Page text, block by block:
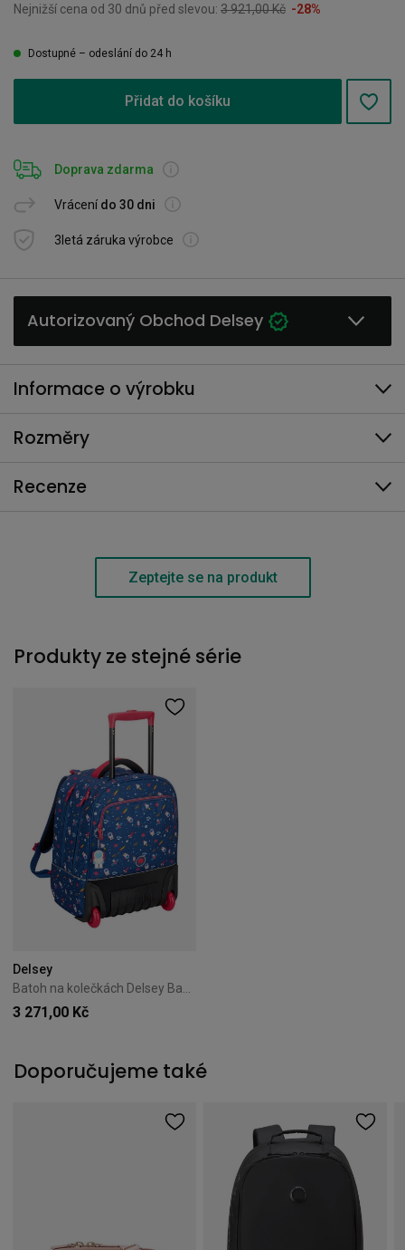
Nejnižší cena od 30 dnů před slevou: 3 921,00 Kč -28%
Dostupné – odeslání do 24 h
Přidat do košíku
Doprava zdarma
Vrácení do 30 dni
3letá záruka výrobce
Autorizovaný Obchod Delsey
Informace o výrobku
Rozměry
Recenze
Zeptejte se na produkt
Produkty ze stejné série
Delsey
3 271,00 Kč
Doporučujeme také